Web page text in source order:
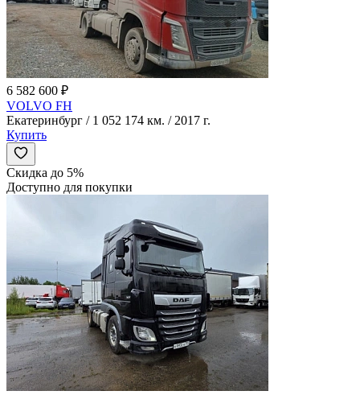
6 582 600 ₽
VOLVO FH
Екатеринбург / 1 052 174 км. / 2017 г.
Купить
Скидка до 5%
Доступно для покупки